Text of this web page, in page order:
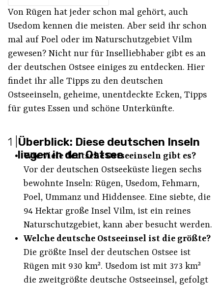
Von Rügen hat jeder schon mal gehört, auch
Usedom kennen die meisten. Aber seid ihr schon
mal auf Poel oder im Naturschutzgebiet Vilm
gewesen? Nicht nur für Inselliebhaber gibt es an
der deutschen Ostsee einiges zu entdecken. Hier
findet ihr alle Tipps zu den deutschen
Ostseeinseln, geheime, unentdeckte Ecken, Tipps
für gutes Essen und schöne Unterkünfte.
1 Überblick: Diese deutschen Inseln
liegen in der Ostsee
Wie viele deutsche Ostseeinseln gibt es?
Vor der deutschen Ostseeküste liegen sechs
bewohnte Inseln: Rügen, Usedom, Fehmarn,
Poel, Ummanz und Hiddensee. Eine siebte, die
94 Hektar große Insel Vilm, ist ein reines
Naturschutzgebiet, kann aber besucht werden.
Welche deutsche Ostseeinsel ist die größte?
Die größte Insel der deutschen Ostsee ist
Rügen mit 930 km². Usedom ist mit 373 km²
die zweitgrößte deutsche Ostseeinsel, gefolgt